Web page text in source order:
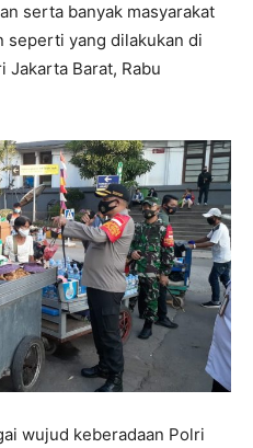
serta banyak masyarakat
seperti yang dilakukan di
Jakarta Barat, Rabu
wujud keberadaan Polri